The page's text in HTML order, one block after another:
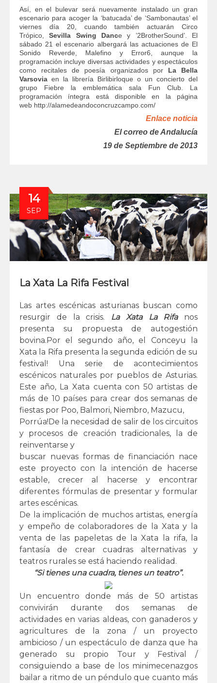
Así, en el bulevar será nuevamente instalado un gran
escenario para acoger la ‘batucada’ de ‘Sambonautas’ el
viernes día 20, cuando también actuarán Circo
Trópico,
Sevilla Swing Dance y ’2BrotherSound’. El
sábado 21 el escenario albergará las actuaciones de El
Sonido Reverde, Malefino y Error6, aunque la
programación incluye diversas actividades y espectáculos
como recitales de poesía organizados por La Bella
Varsovia en la librería Birlibirloque o un concierto del
grupo Fiebre la emblemática sala Fun Club. La
programación íntegra está disponible en la página
web http://alamedeandoconcruzcampo.com/
Enlace noticia
El correo de Andalucía
19 de Septiembre de 2013
14
SEP
La Xata La Rifa Festival
Las artes escénicas asturianas buscan como
resurgir de la crisis. La Xata La Rifanos
presenta su propuesta de autogestión
bovina.Por el segundo año, el Conceyu la
Xata la Rifa presenta la segunda edición de su
festival! Una serie de acontecimientos
escénicos naturales por pueblos de Asturias.
Este año, La Xata cuenta con 50 artistas de
más de 10 países para crear dos semanas de
fiestas por Poo, Balmori, Niembro, Mazucu,
Porrúa!De la necesidad de salir de los circuitos
y procesos de creación tradicionales, la de
reinventarse y
buscar nuevas formas de financiación nace
este proyecto con la intención de hacerse
estable, crecer al hacerse y encontrar
diferentes fórmulas de presentar y formular
artes escénicas.
De la implicación de muchos artistas, energía
y empeño de colaboradores de la Xata y la
venta de las papeletas de la Xata la rifa, la
fantasía de crear cuadras alternativas y
teatros rurales se está haciendo realidad.
“Si tienes una cuadra, tienes un teatro”.
Un encuentro donde más de 50 artistas
convivirán durante dos semanas de
actividades en varias aldeas, con ganaderos y
agricultures de la zona / un proyecto
ambicioso / un espectáculo de danza que ha
generado su propio Tour y Festival /
consiguiendo a base de los minimecenazgos
bailar a ritmo de un péndulo que cuanto más